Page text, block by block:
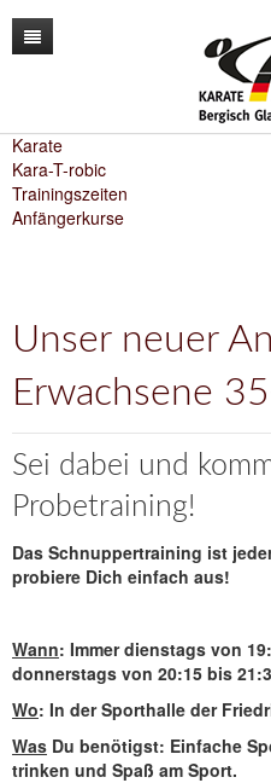
Unser Verein
Der Vorstand
Vereinszahlen
Termine
Downloads / Anmeldeformular
Unser Training
Trainingszeiten
Anfängerkurse
Archiv
Shop
Karate
Kara-T-robic
Trainingszeiten
Anfängerkurse
Unser neuer
Erwachsene
Sei dabei und
Probetraining!
Das Schnuppertraining ist
probiere Dich einfach aus!
Wann: Immer dienstags von
donnerstags von 20:15 bis
Wo: In der Sporthalle der
Was Du benötigst: Einfache
trinken und Spaß am Sport.